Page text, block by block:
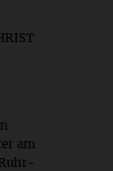
am